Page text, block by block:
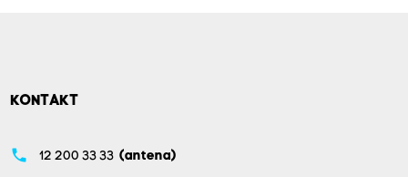
KONTAKT
phone 12 200 33 33 (antena)